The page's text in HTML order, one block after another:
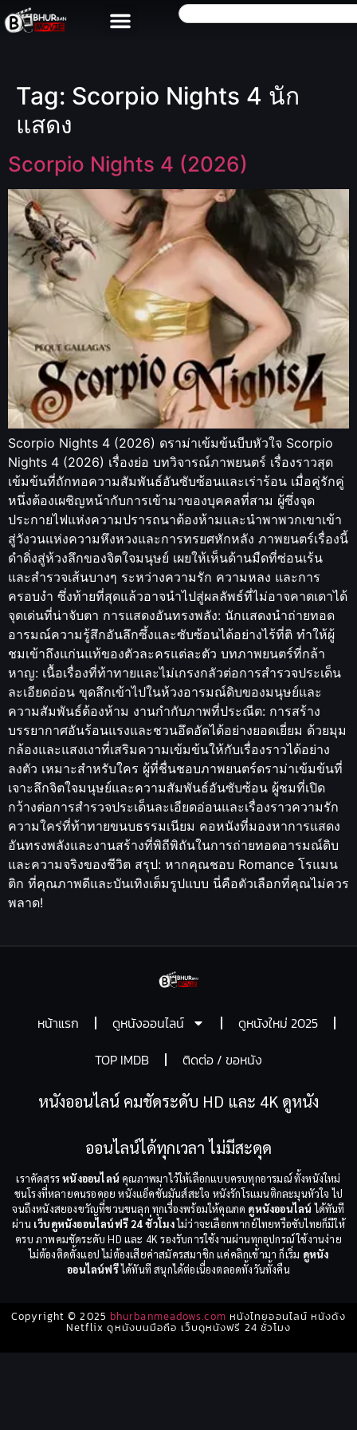
Tag: Scorpio Nights 4 นัก
แสดง
Scorpio Nights 4 (2026)
Scorpio Nights 4 (2026) ดราม่าเข้มข้นบีบหัวใจ Scorpio
Nights 4 (2026) เรื่องย่อ บทวิจารณ์ภาพยนตร์ เรื่องราวสุด
เข้มข้นที่ถักทอความสัมพันธ์อันซับซ้อนและเร่าร้อน เมื่อคู่รักคู่
หนึ่งต้องเผชิญหน้ากับการเข้ามาของบุคคลที่สาม ผู้ซึ่งจุด
ประกายไฟแห่งความปรารถนาต้องห้ามและนำพาพวกเขาเข้า
สู่วังวนแห่งความหึงหวงและการทรยศหักหลัง ภาพยนตร์เรื่องนี้
ดำดิ่งสู่ห้วงลึกของจิตใจมนุษย์ เผยให้เห็นด้านมืดที่ซ่อนเร้น
และสำรวจเส้นบางๆ ระหว่างความรัก ความหลง และการ
ครอบงำ ซึ่งท้ายที่สุดแล้วอาจนำไปสู่ผลลัพธ์ที่ไม่อาจคาดเดาได้
จุดเด่นที่น่าจับตา การแสดงอันทรงพลัง: นักแสดงนำถ่ายทอด
อารมณ์ความรู้สึกอันลึกซึ้งและซับซ้อนได้อย่างไร้ที่ติ ทำให้ผู้
ชมเข้าถึงแก่นแท้ของตัวละครแต่ละตัว บทภาพยนตร์ที่กล้า
หาญ: เนื้อเรื่องที่ท้าทายและไม่เกรงกลัวต่อการสำรวจประเด็น
ละเอียดอ่อน ขุดลึกเข้าไปในห้วงอารมณ์ดิบของมนุษย์และ
ความสัมพันธ์ต้องห้าม งานกำกับภาพที่ประณีต: การสร้าง
บรรยากาศอันร้อนแรงและชวนอึดอัดได้อย่างยอดเยี่ยม ด้วยมุม
กล้องและแสงเงาที่เสริมความเข้มข้นให้กับเรื่องราวได้อย่าง
ลงตัว เหมาะสำหรับใคร ผู้ที่ชื่นชอบภาพยนตร์ดราม่าเข้มข้นที่
เจาะลึกจิตใจมนุษย์และความสัมพันธ์อันซับซ้อน ผู้ชมที่เปิด
กว้างต่อการสำรวจประเด็นละเอียดอ่อนและเรื่องราวความรัก
ความใคร่ที่ท้าทายขนบธรรมเนียม คอหนังที่มองหาการแสดง
อันทรงพลังและงานสร้างที่พิถีพิถันในการถ่ายทอดอารมณ์ดิบ
และความจริงของชีวิต สรุป: หากคุณชอบ Romance โรแมน
ติก ที่คุณภาพดีและบันเทิงเต็มรูปแบบ นี่คือตัวเลือกที่คุณไม่ควร
พลาด!
หน้าแรก ดูหนังออนไลน์
ดูหนังใหม่ 2025
TOP IMDB
ติดต่อ / ขอหนัง
หนังออนไลน์ คมชัดระดับ HD และ 4K ดูหนัง
ออนไลน์ได้ทุกเวลา ไม่มีสะดุด
เราคัดสรรหนังออนไลน์ คุณภาพมาไว้ให้เลือกแบบครบทุกอารมณ์ ทั้งหนังใหม่
ชนโรงที่หลายคนรอคอย หนังแอ็คชั่นมันส์สะใจ หนังรักโรแมนติกละมุนหัวใจ ไป
จนถึงหนังสยองขวัญที่ชวนขนลุก ทุกเรื่องพร้อมให้คุณกด ดูหนังออนไลน์ ได้ทันที
ผ่าน เว็บดูหนังออนไลน์ฟรี 24 ชั่วโมงไม่ว่าจะเลือกพากย์ไทยหรือซับไทยก็มีให้
ครบ ภาพคมชัดระดับ HD และ 4K รองรับการใช้งานผ่านทุกอุปกรณ์ ใช้งานง่าย
ไม่ต้องติดตั้งแอป ไม่ต้องเสียค่าสมัครสมาชิก แค่คลิกเข้ามา ก็เริ่ม ดูหนัง
ออนไลน์ฟรีได้ทันที สนุกได้ต่อเนื่องตลอดทั้งวันทั้งคืน
Copyright © 2025 bhurbanmeadows.com หนังไทยออนไลน์ หนังดัง
Netflix ดูหนังบนมือถือ เว็บดูหนังฟรี 24 ชั่วโมง